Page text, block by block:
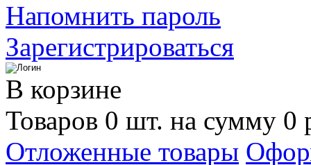
Напомнить пароль
Зарегистрироваться
В корзине
Товаров 0 шт. на сумму 0
Отложенные товары